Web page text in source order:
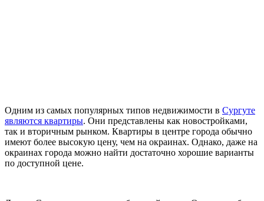
Одним из самых популярных типов недвижимости в Сургуте
являются квартиры. Они представлены как новостройками,
так и вторичным рынком. Квартиры в центре города обычно
имеют более высокую цену, чем на окраинах. Однако, даже на
окраинах города можно найти достаточно хорошие варианты
по доступной цене.